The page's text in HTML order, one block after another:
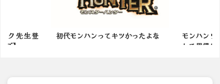
ク先生登
ズ】
初代モンハンってキツかったよな
モンハンワ
して里帰